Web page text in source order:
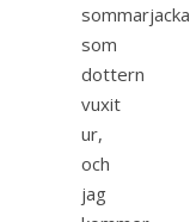
sommarjacka
som
dottern
vuxit
ur,
och
jag